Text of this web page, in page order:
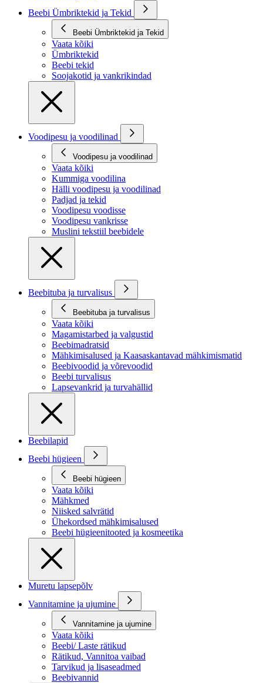
Beebi Ümbriktekid ja Tekid
Beebi Ümbriktekid ja Tekid
Vaata kõiki
Ümbriktekid
Beebi tekid
Soojakotid ja vankrikindad
Voodipesu ja voodilinad
Voodipesu ja voodilinad
Vaata kõiki
Kummiga voodilina
Hälli voodipesu ja voodilinad
Padjad ja tekid
Voodipesu voodisse
Voodipesu vankrisse
Muslini tekstiil beebidele
Beebituba ja turvalisus
Beebituba ja turvalisus
Vaata kõiki
Magamistarbed ja valgustid
Beebimadratsid
Mähkimisalused ja Kaasaskantavad mähkimismatid
Beebivoodid ja võrevoodid
Beebi turvalisus
Lapsevankrid ja turvahällid
Beebilapid
Beebi hügieen
Beebi hügieen
Vaata kõiki
Mähkmed
Niisked salvrätid
Ühekordsed mähkimisalused
Beebi hügieenitooted ja kosmeetika
Muretu lapsepõlv
Vannitamine ja ujumine
Vannitamine ja ujumine
Vaata kõiki
Beebi/ Laste rätikud
Rätikud, Vannitoa vaibad
Tarvikud ja lisaseadmed
Beebivannid